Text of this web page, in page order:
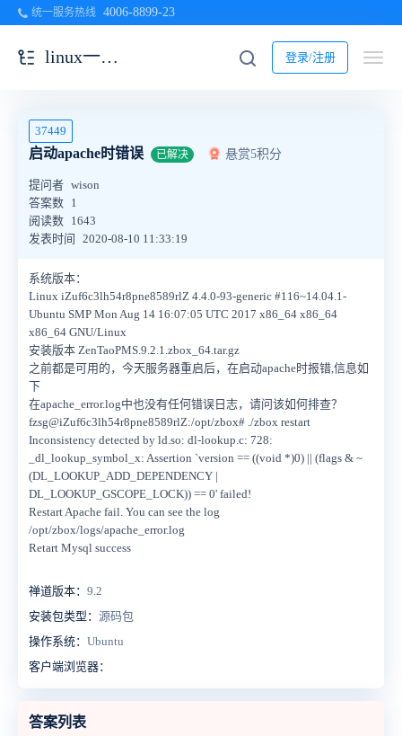
统一服务热线 4006-8899-23
登录/注册
linux一键安装包
37449
启动apache时错误 已解决 悬赏5积分
提问者 wison
答案数 1
阅读数 1643
发表时间
2020-08-10 11:33:19
系统版本：
Linux iZuf6c3lh54r8pne8589rlZ 4.4.0-93-generic #116~14.04.1-
Ubuntu SMP Mon Aug 14 16:07:05 UTC 2017 x86_64 x86_64
x86_64 GNU/Linux
安装版本 ZenTaoPMS.9.2.1.zbox_64.tar.gz
之前都是可用的，今天服务器重启后，在启动apache时报错,信息如
下
在apache_error.log中也没有任何错误日志，请问该如何排查？
fzsg@iZuf6c3lh54r8pne8589rlZ:/opt/zbox# ./zbox restart
Inconsistency detected by ld.so: dl-lookup.c: 728:
_dl_lookup_symbol_x: Assertion `version == ((void *)0) || (flags & ~
(DL_LOOKUP_ADD_DEPENDENCY |
DL_LOOKUP_GSCOPE_LOCK)) == 0' failed!
Restart Apache fail. You can see the log
/opt/zbox/logs/apache_error.log
Retart Mysql success
禅道版本： 9.2
安装包类型： 源码包
操作系统： Ubuntu
客户端浏览器：
答案列表